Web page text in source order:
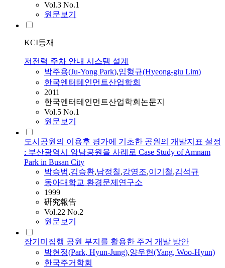
Vol.3 No.1
원문보기
KCI등재
저전력 주차 안내 시스템 설계
박주용(Ju-Yong Park),임형규(Hyeong-giu Lim)
한국엔터테인먼트산업학회
2011
한국엔터테인먼트산업학회논문지
Vol.5 No.1
원문보기
도시공원의 이용후 평가에 기초한 공원의 개발지표 설정
: 부산광역시 암남공원을 사례로 Case Study of Amnam
Park in Busan City
박승범,김승환,남정칠,강영조,이기철,김석규
동아대학교 환경문제연구소
1999
硏究報告
Vol.22 No.2
원문보기
장기미집행 공원 부지를 활용한 주거 개발 방안
박현정(Park, Hyun-Jung),양우현(Yang, Woo-Hyun)
한국주거학회